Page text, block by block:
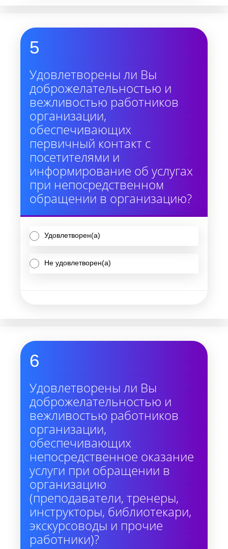
5
Удовлетворены ли Вы
доброжелательностью и
вежливостью работников
организации,
обеспечивающих
первичный контакт с
посетителями и
информирование об услугах
при непосредственном
обращении в организацию?
Удовлетворен(а)
Не удовлетворен(а)
6
Удовлетворены ли Вы
доброжелательностью и
вежливостью работников
организации,
обеспечивающих
непосредственное оказание
услуги при обращении в
организацию
(преподаватели, тренеры,
инструкторы, библиотекари,
экскурсоводы и прочие
работники)?